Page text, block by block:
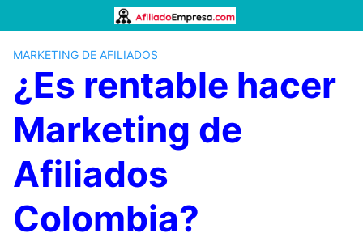
al
contenido
MARKETING DE AFILIADOS
¿Es rentable hacer
Marketing de
Afiliados
Colombia?